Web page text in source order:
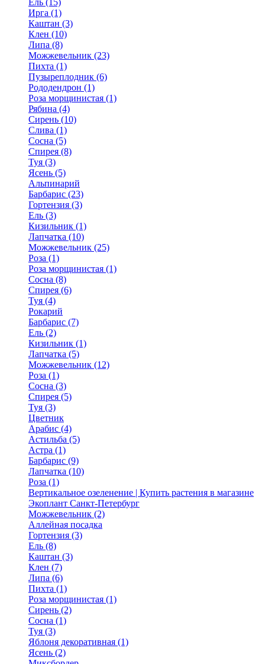
Ель (15)
Ирга (1)
Каштан (3)
Клен (10)
Липа (8)
Можжевельник (23)
Пихта (1)
Пузыреплодник (6)
Рододендрон (1)
Роза морщинистая (1)
Рябина (4)
Сирень (10)
Слива (1)
Сосна (5)
Спирея (8)
Туя (3)
Ясень (5)
Альпинарий
Барбарис (23)
Гортензия (3)
Ель (3)
Кизильник (1)
Лапчатка (10)
Можжевельник (25)
Роза (1)
Роза морщинистая (1)
Сосна (8)
Спирея (6)
Туя (4)
Рокарий
Барбарис (7)
Ель (2)
Кизильник (1)
Лапчатка (5)
Можжевельник (12)
Роза (1)
Сосна (3)
Спирея (5)
Туя (3)
Цветник
Арабис (4)
Астильба (5)
Астра (1)
Барбарис (9)
Лапчатка (10)
Роза (1)
Вертикальное озеленение | Купить растения в магазине
Экоплант Санкт-Петербург
Можжевельник (2)
Аллейная посадка
Гортензия (3)
Ель (8)
Каштан (3)
Клен (7)
Липа (6)
Пихта (1)
Роза морщинистая (1)
Сирень (2)
Сосна (1)
Туя (3)
Яблоня декоративная (1)
Ясень (2)